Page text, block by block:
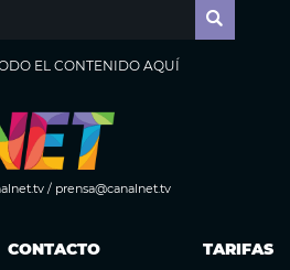
EL CONTENIDO AQUÍ
/ prensa@canalnet.tv
CONTACTO TARIFAS